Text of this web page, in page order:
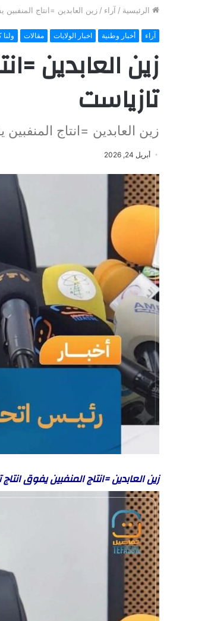
الرئيسية / آراء / زين العابدين =انتاج المنفبين
آراء أخبار وطنية اخبار الولايات مقالات ولنا
زين العابدين
تازياست
زين العابدين =انتاج
أبريل 24, 2026
زين العابدين =انتاج المنفبين يفوق